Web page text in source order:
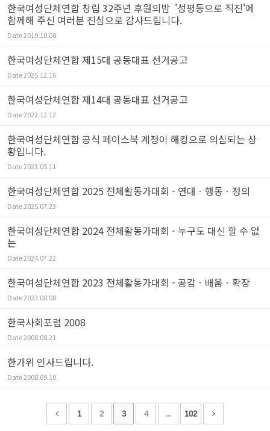
한국여성단체연합 창립 32주년 후원의밤 '성평등으로 직진'에
함께해 주신 여러분 진심으로 감사드립니다.
Date2019.10.08
한국여성단체연합 제15대 공동대표 선거공고
Date2025.12.16
한국여성단체연합 제14대 공동대표 선거공고
Date2022.12.12
한국여성단체연합 공식 페이스북 계정이 해킹으로 의심되는 상
황입니다.
Date2023.05.11
한국여성단체연합 2025 전체활동가대회 - 연대ㆍ행동ㆍ정의
Date2025.07.23
한국여성단체연합 2024 전체활동가대회 - 누구도 대신 할 수 없
는
Date2024.07.22
한국여성단체연합 2023 전체활동가대회 - 공감ㆍ배움ㆍ확장
Date2023.08.08
한국사회포럼 2008
Date2008.08.21
한가위 인사드립니다.
Date2008.09.10
1 2 3 4 ... 102